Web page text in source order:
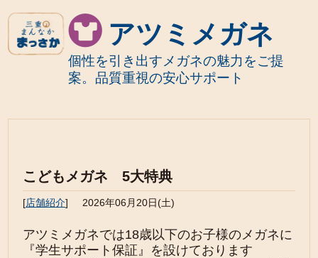
アツミメガネ
個性を引き出すメガネの魅力をご提
案。品質重視の安心サポート
こどもメガネ 5大特典
[店舗紹介] 2026年06月20日(土)
アツミメガネでは18歳以下のお子様のメガネに
『学生サポート保証』を設けております